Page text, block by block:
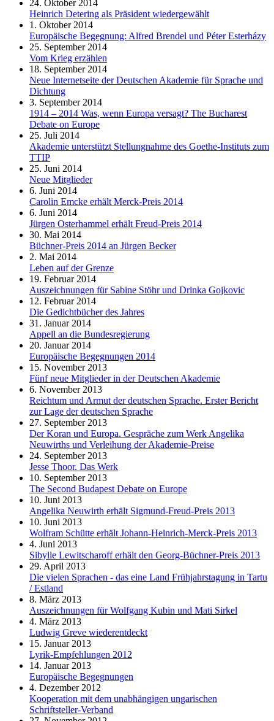
24. Oktober 2014
Heinrich Detering als Präsident wiedergewählt
1. Oktober 2014
Europäische Begegnung: Alfred Brendel und Péter Esterházy
25. September 2014
Vom Krieg erzählen
18. September 2014
Neue Internetseite der Deutschen Akademie für Sprache und
Dichtung
3. September 2014
1914 – 2014 Was, wenn Europa versagt? The Bucharest
Debate on Europe
25. Juli 2014
Akademie unterstützt Stellungnahme des Goethe-Instituts zum
TTIP
25. Juni 2014
Neue Mitglieder
6. Juni 2014
Carolin Emcke erhält Merck-Preis 2014
6. Juni 2014
Jürgen Osterhammel erhält Freud-Preis 2014
30. Mai 2014
Büchner-Preis 2014 an Jürgen Becker
2. Mai 2014
Leben auf der Grenze
19. Februar 2014
Auszeichnungen für Sabine Stöhr und Drinka Gojkovic
12. Februar 2014
Die Gedichtbücher des Jahres
31. Januar 2014
Appell an die Bundesregierung
20. Januar 2014
Europäische Begegnungen 2014
15. November 2013
Fünf neue Mitglieder in der Deutschen Akademie
6. November 2013
Reichtum und Armut der deutschen Sprache. Erster Bericht
zur Lage der deutschen Sprache
27. September 2013
Der Koran und Europa. Gespräche zum Werk Angelika
Neuwirths und Verleihung der Akademie-Preise
24. September 2013
Jesse Thoor. Das Werk
10. September 2013
The Second Budapest Debate on Europe
10. Juni 2013
Angelika Neuwirth erhält Sigmund-Freud-Preis 2013
10. Juni 2013
Wolfram Schütte erhält Johann-Heinrich-Merck-Preis 2013
4. Juni 2013
Sibylle Lewitscharoff erhält den Georg-Büchner-Preis 2013
29. April 2013
Die vielen Sprachen - das eine Land Frühjahrstagung in Tartu
/ Estland
8. März 2013
Auszeichnungen für Wolfgang Kubin und Mati Sirkel
4. März 2013
Ludwig Greve wiederentdeckt
15. Januar 2013
Lyrik-Empfehlungen 2012
14. Januar 2013
Europäische Begegnungen
4. Dezember 2012
Kooperation mit dem unabhängigen ungarischen
Schriftsteller-Verband